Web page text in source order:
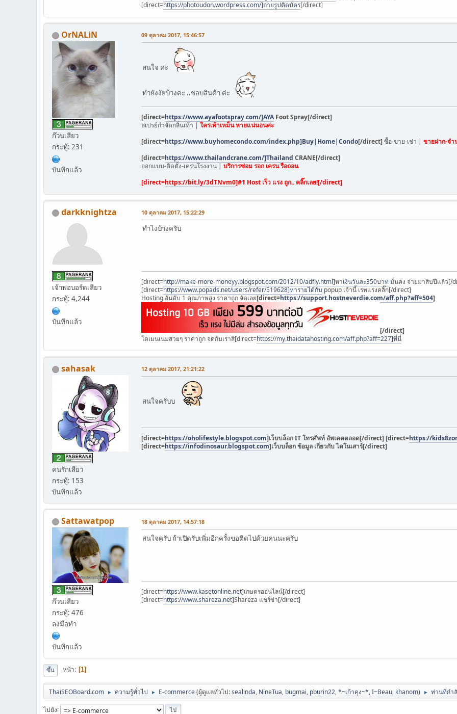
[direct=https://photoudon.wordpress.com/]ถ่ายรูปติดบัตร[/direct]
OrNALiN
ก๊วนเสียว
กระทู้: 231
บันทึกแล้ว
09 ตุลาคม 2017, 15:46:57
สนใจ ค่ะ
ทำยังงัยบ้างคะ ..ชอบสินค้า ค่ะ
[direct=https://www.ayafootspray.com/]AYA Foot Spray[/direct]
สเปรย์กำจัดกลิ่นเท้า | ใครเท้าเหม็น หายแน่นอนค่ะ
[direct=https://www.buyhomecondo.com/index.php]Buy|Home|Condo[/direct] ซื้อ-ขาย-เช่า | ขายฝาก-จำ
[direct=https://www.thailandcrane.com/]Thailand CRANE[/direct]
ออกแบบ-ติดตั้ง-เครนโรงงาน | บริการซ่อม รอก เครน รือถอน
[direct=https://bit.ly/3dTNvm0]#1 Host เร็ว แรง ถูก.. คลิ๊กเลย![/direct]
darkknightza
เจ้าพ่อบอร์ดเสียว
กระทู้: 4,244
บันทึกแล้ว
10 ตุลาคม 2017, 15:22:29
ทำไงบ้างครับ
[direct=http://make-more-moneyy.blogspot.com/2012/10/adfly.html]หาเงินวันละ350บาท มั่นคง จ่ายมาสิบปีแล้ว[/
[direct=https://www.popads.net/users/refer/519628]หารายได้กับ popup เจ้านี้ เรทแรงคลิ๊ก[/direct]
Hosting อันดับ 1 คุณภาพสูง ราคาถูก จัดเลย[direct=https://support.hostneverdie.com/aff.php?aff=504]
[/direct]
โดเมนเนมสวยๆ ราคาถูก จดกับเราสิ[direct=https://my.thaidatahosting.com/aff.php?aff=227]ที่นี่
sahasak
คนรักเสียว
กระทู้: 153
บันทึกแล้ว
12 ตุลาคม 2017, 21:21:22
สนใจครับบ
[direct=https://oholifestyle.blogspot.com]เว็บบล็อก IT โทรศัพท์ อัพเดตตลอด[/direct] [direct=https://
[direct=https://infodinosaur.blogspot.com]เว็บบล็อก ข้อมูล เกี่ยวกับ ไดโนเสาร์[/direct]
Sattawatpop
ก๊วนเสียว
กระทู้: 476
ลงมือทำ
บันทึกแล้ว
18 ตุลาคม 2017, 14:57:18
สนใจครับ ถ้าเปิดรับเพิ่มอีกครั้งขอติดไปด้วยคนนะครับ
[direct=https://www.kasetonline.net]เกษตรออนไลน์[/direct]
[direct=https://www.shareza.net]Shareza แชร์ซ่า[/direct]
ขึ้น หน้า 1
ThaiSEOBoard.com ► ความรู้ทั่วไป ► E-commerce(ผู้ดูแลทั่วไป:sealinda, NineTua, bugmai, pburin22,*~เก้าคุง~*,I~Beau, khanom) ► ท่านที่กำ
ไปยัง